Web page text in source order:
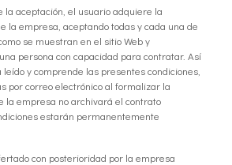
la aceptación, el usuario adquiere la
la empresa, aceptando todas y cada una de
se muestran en el sitio Web y
persona con capacidad para contratar. Así
y comprende las presentes condiciones,
por correo electrónico al formalizar la
la empresa no archivará el contrato
estarán permanentemente
con posterioridad por la empresa